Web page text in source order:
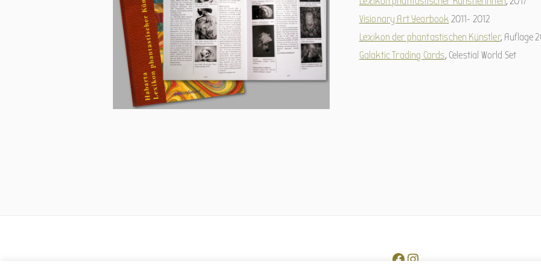
Visionary Art Yearbook 2011- 2012
Lexikon der phantastischen Künstler, Auflage
Galaktic Trading Cards, Celestial World Set
Facebook
Instagram